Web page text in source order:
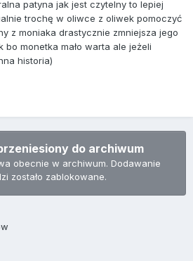
patyna jak jest czytelny to lepiej
trochę w oliwce z oliwek pomoczyć
z moniaka drastycznie zmniejsza jego
monetka mało warta ale jeżeli
historia)
do archiwum
obecnie w archiwum. Dodawanie
zostało zablokowane.